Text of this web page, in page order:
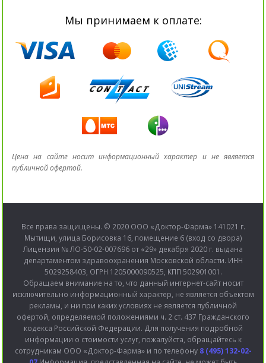
Мы принимаем к оплате:
Цена на сайте носит информационный характер и не является
публичной офертой.
Все права защищены. © 2020 ООО «Доктор-Фарма» 141021 г.
Мытищи, улица Борисовка 16, помещение 6 (вход со двора)
Лицензия № ЛО-50-02-007696 от «29» декабря 2020 г. выдана
департаментом здравоохранения Московской области. ИНН
5029258403, ОГРН 1205000090525, КПП 502901001.
Обращаем внимание на то, что данный интернет-сайт носит
исключительно информационный характер, не является объектом
рекламы, и ни при каких условиях не является публичной
офертой, определяемой положениями ч. 2 ст. 437 Гражданского
кодекса Российской Федерации. Для получения подробной
информации о стоимости услуг, пожалуйста, обращайтесь к
сотрудникам ООО «Доктор-Фарма» и по телефону 8 (495) 132-02-